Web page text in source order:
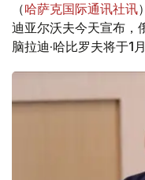
（哈萨克国际通讯社讯
迪亚尔沃夫今天宣布，
脑拉迪·哈比罗夫将于1